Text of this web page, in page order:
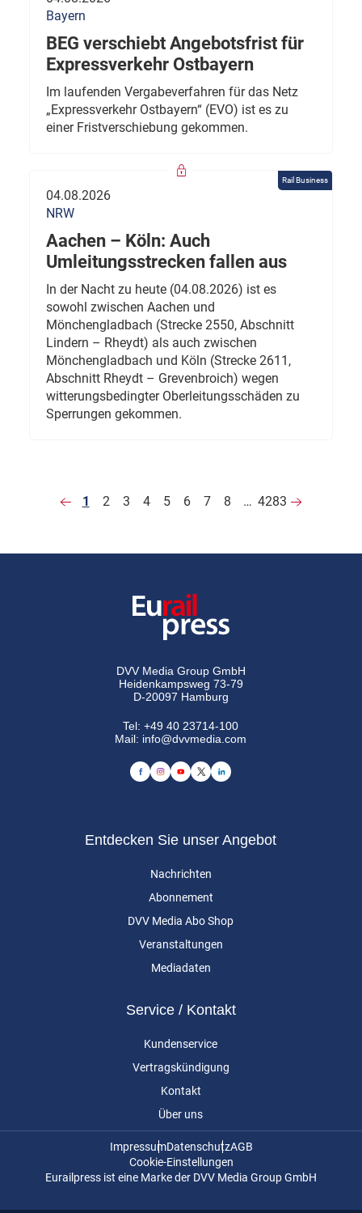
Bayern
BEG verschiebt Angebotsfrist für
Expressverkehr Ostbayern
Im laufenden Vergabeverfahren für das Netz
„Expressverkehr Ostbayern“ (EVO) ist es zu
einer Fristverschiebung gekommen.
Rail Business
04.08.2026
NRW
Aachen – Köln: Auch
Umleitungsstrecken fallen aus
In der Nacht zu heute (04.08.2026) ist es
sowohl zwischen Aachen und
Mönchengladbach (Strecke 2550, Abschnitt
Lindern – Rheydt) als auch zwischen
Mönchengladbach und Köln (Strecke 2611,
Abschnitt Rheydt – Grevenbroich) wegen
witterungsbedingter Oberleitungsschäden zu
Sperrungen gekommen.
1 2 3 4 5 6 7 8 … 4283
DVV Media Group GmbH
Heidenkampsweg 73-79
D-20097 Hamburg
Tel:+49 40 23714-100
Mail: info@dvvmedia.com
Entdecken Sie unser Angebot
Nachrichten
Abonnement
DVV Media Abo Shop
Veranstaltungen
Mediadaten
Service / Kontakt
Kundenservice
Vertragskündigung
Kontakt
Über uns
ImpressumDatenschutzAGB
Cookie-Einstellungen
Eurailpress ist eine Marke der DVV Media Group GmbH